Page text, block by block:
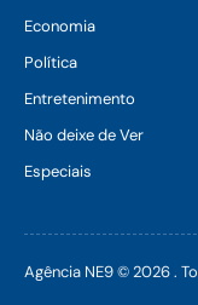
Economia
Política
Entretenimento
Não deixe de Ver
Especiais
Agência NE9 © 2026 .